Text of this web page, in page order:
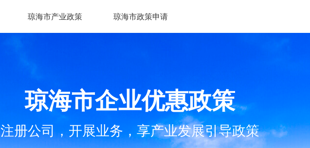
琼海市产业政策 琼海市政策申请
琼海市企业优惠政策
注册公司，开展业务，享产业发展引导政策